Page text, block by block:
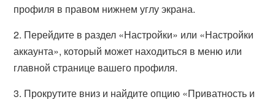
профиля в правом нижнем углу экрана.
2. Перейдите в раздел «Настройки» или «Настройки
аккаунта», который может находиться в меню или
главной странице вашего профиля.
3. Прокрутите вниз и найдите опцию «Приватность и